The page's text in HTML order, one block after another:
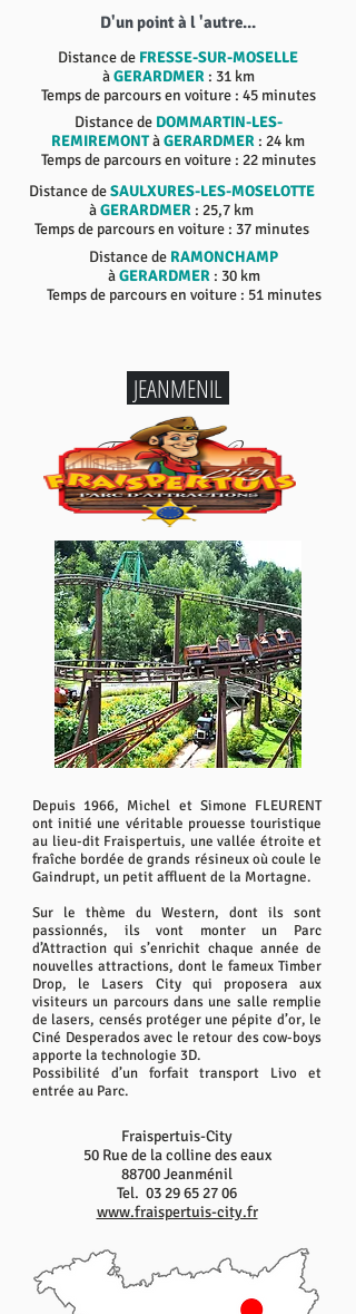
D'un point à l 'autre...
Distance de FRESSE-SUR-MOSELLE
àGERARDMER: 31 km
Temps de parcours en voiture : 45 minutes
Distance de DOMMARTIN-LES-
REMIREMONTàGERARDMER : 24 km
Temps de parcours en voiture : 22 minutes
Distance deSAULXURES-LES-MOSELOTTE
àGERARDMER : 25,7 km
Temps de parcours en voiture : 37 minutes
Distance de RAMONCHAMP
àGERARDMER: 30 km
Temps de parcours en voiture : 51 minutes
JEANMENIL
Fraispertuis - City
Depuis 1966, Michel et Simone FLEURENT
ont initié une véritable prouesse touristique
au lieu-dit Fraispertuis, une vallée étroite et
fraîche bordée de grands résineux où coule le
Gaindrupt, un petit affluent de la Mortagne.
Sur le thème du Western, dont ils sont
passionnés, ils vont monter un Parc
d’Attraction qui s’enrichit chaque année de
nouvelles attractions, dont le fameux Timber
Drop, le Lasers City qui proposera aux
visiteurs un parcours dans une salle remplie
de lasers, censés protéger une pépite d’or, le
Ciné Desperados avec le retour des cow-boys
apporte la technologie 3D.
Possibilité d’un forfait transport Livo et
entrée au Parc.
Fraispertuis-City
50 Rue de la colline des eaux
88700 Jeanménil
Tel. 03 29 65 27 06
www.fraispertuis-city.fr